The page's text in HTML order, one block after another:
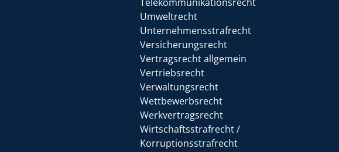
Umweltrecht
Unternehmensstrafrecht
Versicherungsrecht
Vertragsrecht allgemein
Vertriebsrecht
Verwaltungsrecht
Wettbewerbsrecht
Werkvertragsrecht
Wirtschaftsstrafrecht /
Korruptionsstrafrecht